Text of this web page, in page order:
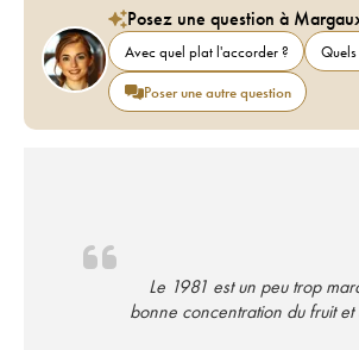
Posez une question à
Avec quel plat l'accorder ?
Poser une autre question
Le 1981 est un peu trop
bonne concentration du fruit